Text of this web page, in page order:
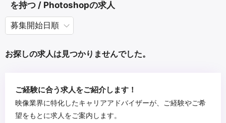
を持つ / Photoshopの求人
お探しの求人は見つかりませんでした。
ご経験に合う求人をご紹介します！
映像業界に特化したキャリアアドバイザーが、ご経験やご希
望をもとに求人をご案内します。